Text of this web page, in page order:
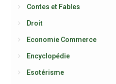
Contes et Fables
Droit
Economie Commerce
Encyclopédie
Esotérisme